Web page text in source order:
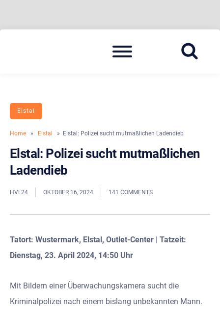
Menu
Elstal
Home » Elstal » Elstal: Polizei sucht mutmaßlichen Ladendieb
Elstal: Polizei sucht mutmaßlichen
Ladendieb
HVL24 OKTOBER 16, 2024 141 COMMENTS
Tatort: Wustermark, Elstal, Outlet-Center | Tatzeit:
Dienstag, 23. April 2024, 14:50 Uhr
Mit Bildern einer Überwachungskamera sucht die
Kriminalpolizei nach einem bislang unbekannten Mann.